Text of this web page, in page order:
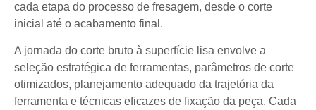
cada etapa do processo de fresagem, desde o corte
inicial até o acabamento final.
A jornada do corte bruto à superfície lisa envolve a
seleção estratégica de ferramentas, parâmetros de corte
otimizados, planejamento adequado da trajetória da
ferramenta e técnicas eficazes de fixação da peça. Cada